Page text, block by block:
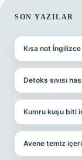
SON YAZILAR
Kısa not
Detoks sıvısı
Kumru kuşu biti
Avene temiz